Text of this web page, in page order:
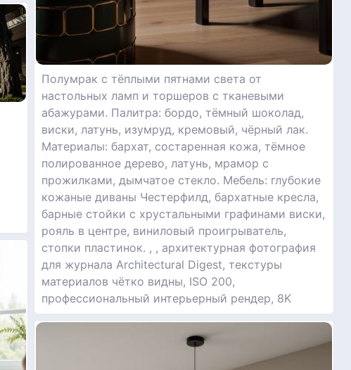
Полумрак с тёплыми пятнами света от
настольных ламп и торшеров с тканевыми
абажурами. Палитра: бордо, тёмный шоколад,
виски, латунь, изумруд, кремовый, чёрный лак.
Материалы: бархат, состаренная кожа, тёмное
полированное дерево, латунь, мрамор с
прожилками, дымчатое стекло. Мебель: глубокие
кожаные диваны Честерфилд, бархатные кресла,
барные стойки с хрустальными графинами виски,
рояль в центре, виниловый проигрыватель,
стопки пластинок. , , архитектурная фотография
для журнала Architectural Digest, текстуры
материалов чётко видны, ISO 200,
профессиональный интерьерный рендер, 8K